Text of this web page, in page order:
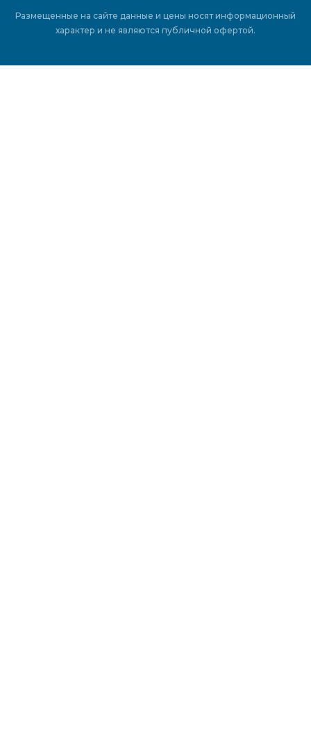
Размещенные на сайте данные и цены носят информационный
характер и не являются публичной офертой.